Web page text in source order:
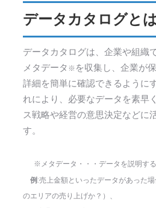
データカタログと
データカタログは、企業や組織
メタデータ ※ を収集し、企業が
詳細を簡単に確認できるように
れにより、必要なデータを素早
ス戦略や経営の意思決定などに
す。
※メタデータ・・・データを説明する
例 :売上金額といったデータがあった
のエリアの売り上げか？）、